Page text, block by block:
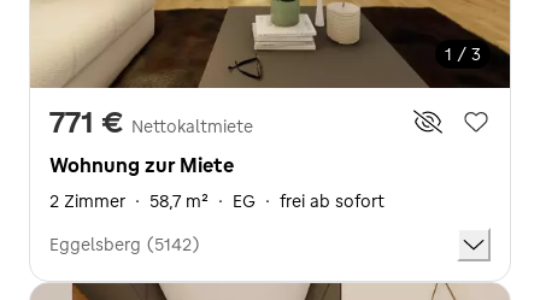
1 / 3
771 € Nettokaltmiete
Wohnung zur Miete
2 Zimmer · 58,7 m² · EG · frei ab sofort
Eggelsberg (5142)